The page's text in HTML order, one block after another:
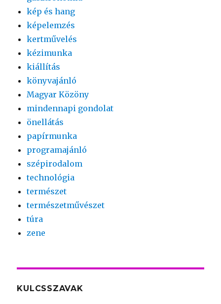
kép és hang
képelemzés
kertművelés
kézimunka
kiállítás
könyvajánló
Magyar Közöny
mindennapi gondolat
önellátás
papírmunka
programajánló
szépirodalom
technológia
természet
természetművészet
túra
zene
KULCSSZAVAK